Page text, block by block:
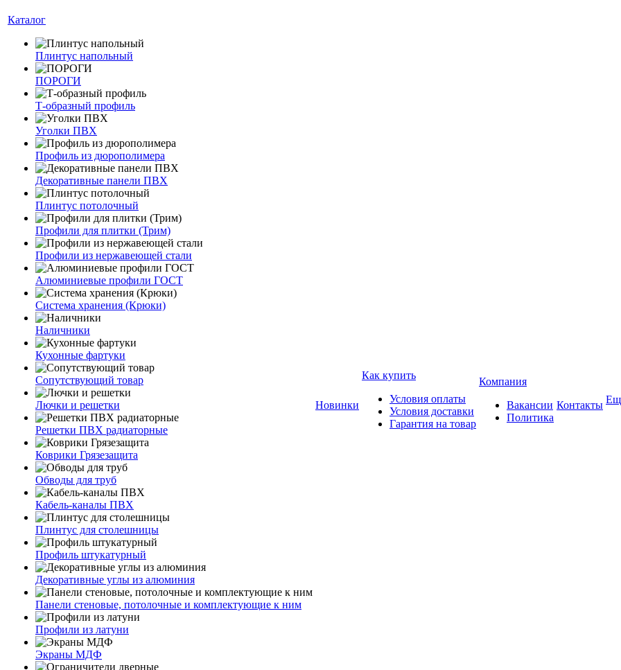
Каталог
Плинтус напольный
ПОРОГИ
Т-образный профиль
Уголки ПВХ
Профиль из дюрополимера
Декоративные панели ПВХ
Плинтус потолочный
Профили для плитки (Трим)
Профили из нержавеющей стали
Алюминиевые профили ГОСТ
Система хранения (Крюки)
Наличники
Кухонные фартуки
Сопутствующий товар
Лючки и решетки
Решетки ПВХ радиаторные
Коврики Грязезащита
Обводы для труб
Кабель-каналы ПВХ
Плинтус для столешницы
Профиль штукатурный
Декоративные углы из алюминия
Панели стеновые, потолочные и комплектующие к ним
Профили из латуни
Экраны МДФ
Новинки
Как купить
Условия оплаты
Условия доставки
Гарантия на товар
Компания
Вакансии
Политика
Контакты